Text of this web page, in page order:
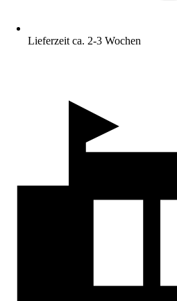
Lieferzeit ca. 2-3 Wochen